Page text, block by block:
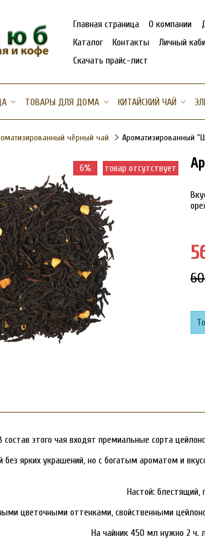
Главная страница О компании
Каталог
Контакты Личный
Скачать прайс-лист
ТОВАРЫ ДЛЯ ДОМА КИТАЙСКИЙ ЧАЙ
чёрный чай Ароматизированный
6% товар отсутствует
состав этого чая входят премиальные сорта
без ярких украшений, но с богатым ароматом и
Настой: блестящий,
цветочными оттенками, свойственными
На чайник 450 мл нужно 2 ч.